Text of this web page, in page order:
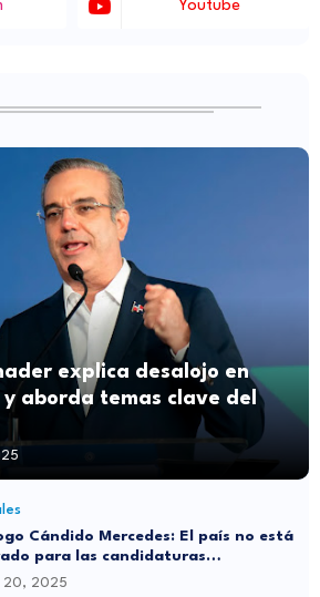
Youtube
explica desalojo en
aborda temas clave del
Cándido Mercedes: El país no está
para las candidaturas
20, 2025